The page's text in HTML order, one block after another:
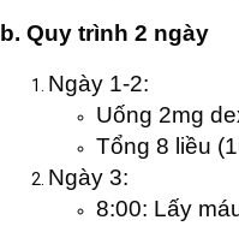
b. Quy trình 2 ngày
Ngày 1-2:
Uống 2mg
Tổng 8 liều
Ngày 3:
8:00: Lấy